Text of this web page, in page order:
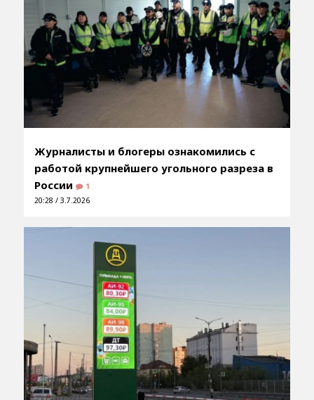
Журналисты и блогеры ознакомились с
работой крупнейшего угольного разреза в
России
1
20:28 / 3.7.2026